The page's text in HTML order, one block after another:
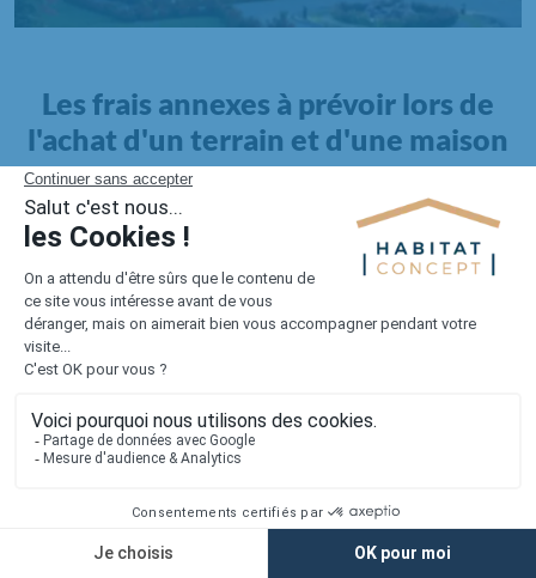
Les frais annexes à prévoir lors de
l'achat d'un terrain et d'une maison
Il faut également intégrer à votre budget, les
pour la maison. Outre l'achat du terrain et la construction, il
faut prendre en compte la viabilisation si elle n'est pas
proposée par le constructeur. Les frais de raccordements et les
taxes éventuelles coûtent entre 5 000 et 15 000 euros selon la
localisation du terrain et son accès.
Quant auxfrais de notaire
Lorsque vous vous tournez vers une maison existante, il sera
nécessaire de faire des travaux de rénovation. Ceux-ci sont
souvent coûteux et doivent être ajoutés au prix de l'achat